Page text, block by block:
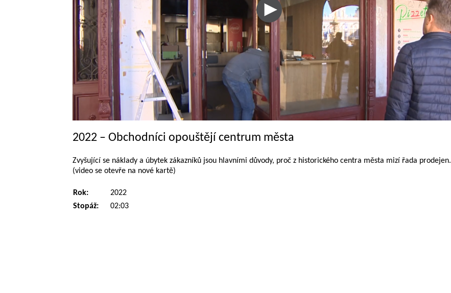
2022 – Obchodníci opouštějí centrum města
Zvyšující se náklady a úbytek zákazníků jsou hlavními důvody, proč z historického centra města mizí řada prodejen.
(video se otevře na nové kartě)
Rok:
2022
Stopáž:
02:03